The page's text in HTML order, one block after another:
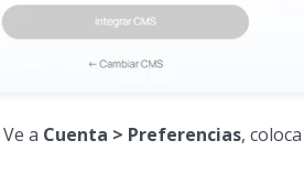
Ve a Cuenta > Preferencias,